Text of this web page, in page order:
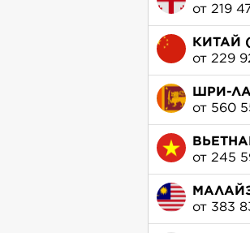
от 219
КИТАЙ
от 229
ШРИ-
от 560
от 245
от 383